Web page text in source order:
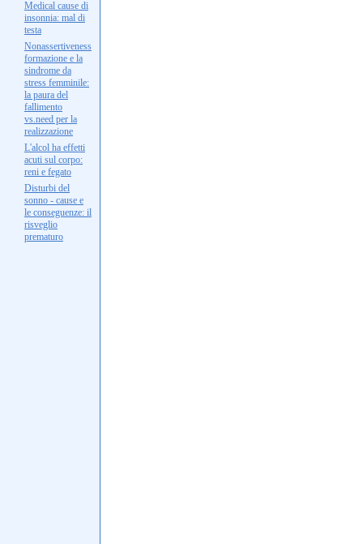
Medical cause di
insonnia: mal di
testa
Nonassertiveness
formazione e la
sindrome da
stress femminile:
la paura del
fallimento
vs.need per la
realizzazione
L'alcol ha effetti
acuti sul corpo:
reni e fegato
Disturbi del
sonno - cause e
le conseguenze: il
risveglio
prematuro